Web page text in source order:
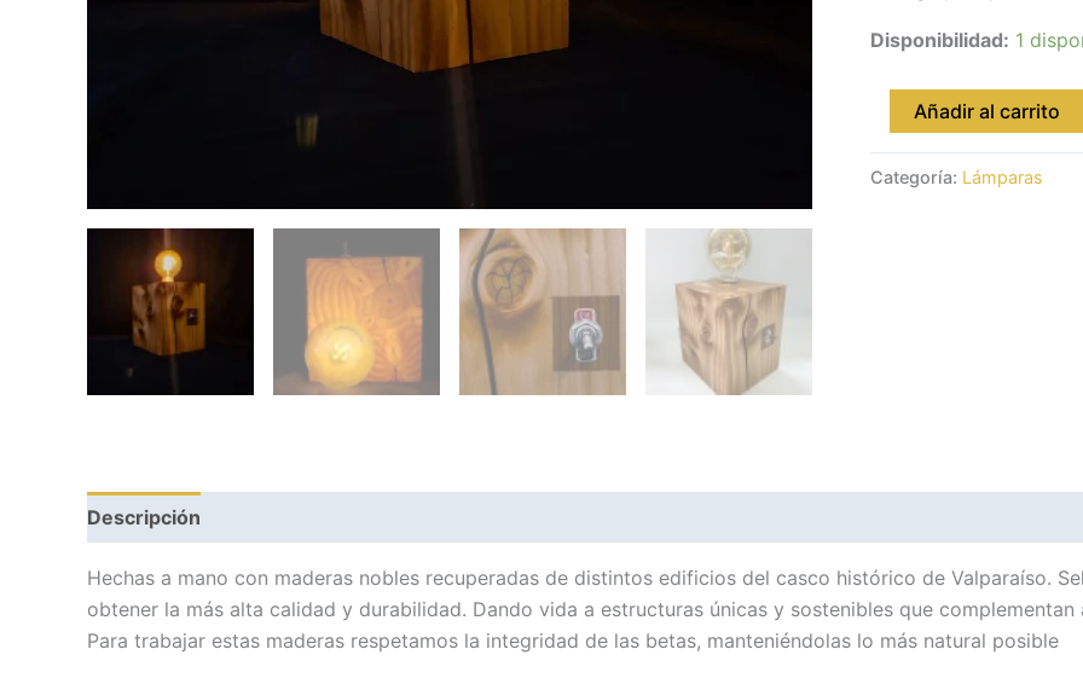
Disponibilidad: 1
Añadir al carrito
Categoría: Lámparas
Descripción
Hechas a mano con maderas nobles recuperadas de distintos edificios del casco histórico de Valparaíso.
obtener la más alta calidad y durabilidad. Dando vida a estructuras únicas y sostenibles que
Para trabajar estas maderas respetamos la integridad de las betas, manteniéndolas lo más natural posible